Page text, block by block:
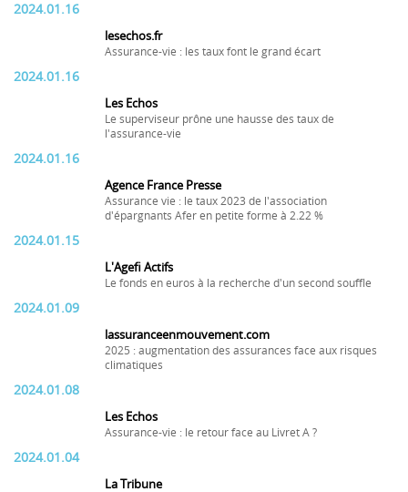
2024.01.16
lesechos.fr
Assurance-vie : les taux font le grand écart
2024.01.16
Les Echos
Le superviseur prône une hausse des taux de
l'assurance-vie
2024.01.16
Agence France Presse
Assurance vie : le taux 2023 de l'association
d'épargnants Afer en petite forme à 2.22 %
2024.01.15
L'Agefi Actifs
Le fonds en euros à la recherche d'un second souffle
2024.01.09
lassuranceenmouvement.com
2025 : augmentation des assurances face aux risques
climatiques
2024.01.08
Les Echos
Assurance-vie : le retour face au Livret A ?
2024.01.04
La Tribune